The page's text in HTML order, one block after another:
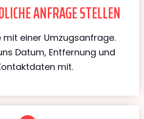
ANFRAGE STELLEN
mit einer Umzugsanfrage.
Datum, Entfernung und
mit.